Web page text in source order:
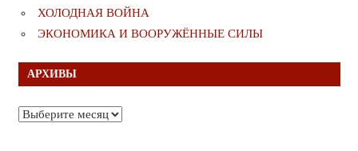
ХОЛОДНАЯ ВОЙНА
ЭКОНОМИКА И ВООРУЖЁННЫЕ СИЛЫ
АРХИВЫ
Архивы